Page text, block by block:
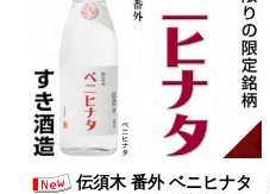
伝須木 番外 ベニヒナタ